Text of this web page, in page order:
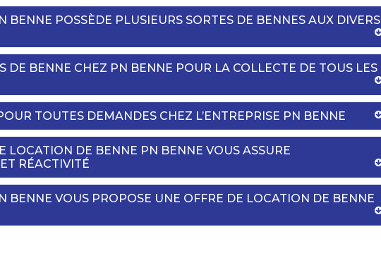
BENNE POSSÈDE PLUSIEURS SORTES DE BENNES AUX DIVERS
DE BENNE CHEZ PN BENNE POUR LA COLLECTE DE TOUS LES
TOUTES DEMANDES CHEZ L’ENTREPRISE PN BENNE
LOCATION DE BENNE PN BENNE VOUS ASSURE
RÉACTIVITÉ
BENNE VOUS PROPOSE UNE OFFRE DE LOCATION DE BENNE